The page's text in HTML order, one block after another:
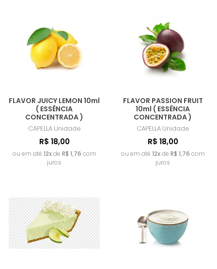
FLAVOR JUICY LEMON 10ml
( ESSÊNCIA
CONCENTRADA )
CAPELLA Unidade
R$ 18,00
ou em até 12xde R$ 1,76 com
juros
FLAVOR PASSION FRUIT
10ml ( ESSÊNCIA
CONCENTRADA )
CAPELLA Unidade
R$ 18,00
ou em até 12xde R$ 1,76 com
juros